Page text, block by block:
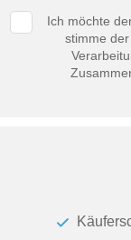
Ich möchte
stimme der
Wandboards